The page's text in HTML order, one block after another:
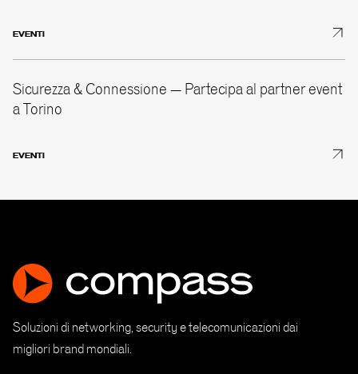
EVENTI
Sicurezza & Connessione – Partecipa al partner event
a Torino
EVENTI
Soluzioni di networking, security e telecomunicazioni dai
migliori brand mondiali.